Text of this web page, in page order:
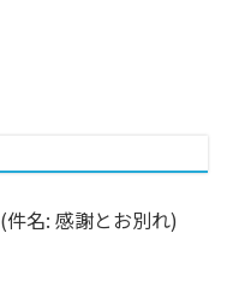
(件名: 感謝とお別れ)